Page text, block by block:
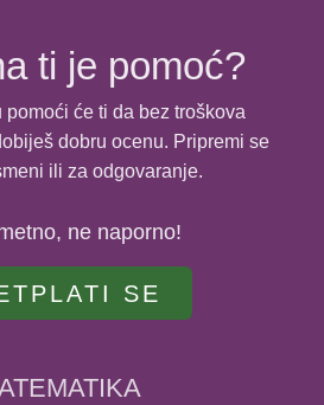
ti je pomoć?
pomoći će ti da bez troškova
dobru ocenu. Pripremi se
ili za odgovaranje.
ne naporno!
SE